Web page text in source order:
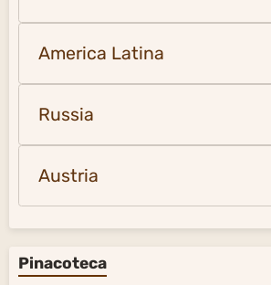
America Latina
Russia
Austria
Pinacoteca